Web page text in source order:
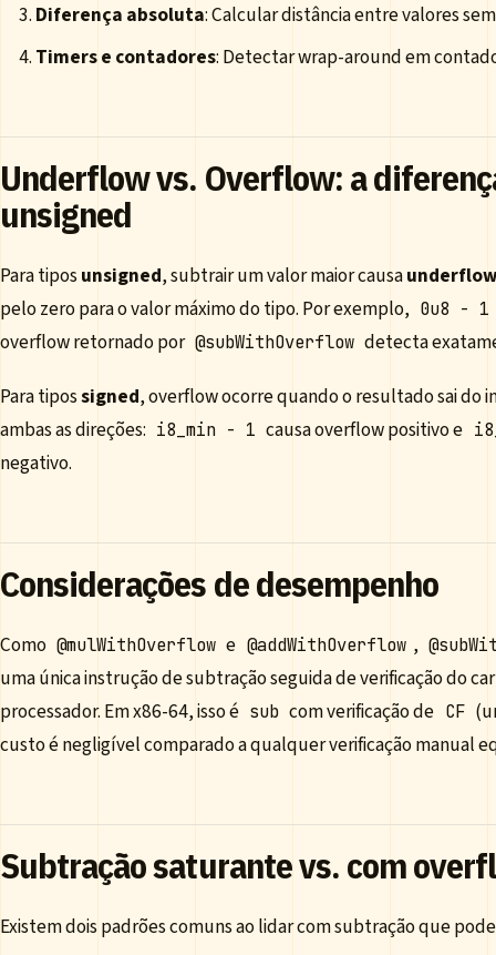
Diferença absoluta: Calcular distância entre valores
Timers e contadores: Detectar wrap-around em
Underflow vs. Overflow: a
unsigned
Para tiposunsigned, subtrair um valor maior causaunderflow
pelo zero para o valor máximo do tipo. Por exemplo, 0u8 - 1
overflow retornado por @subWithOverflow detecta
Para tipossigned, overflow ocorre quando o resultado sai do
ambas as direções: i8_min - 1 causa overflow positivo e
negativo.
Considerações de desempenho
Como @mulWithOverflow e @addWithOverflow ,
uma única instrução de subtração seguida de verificação do
processador. Em x86-64, isso é sub com verificação de CF
custo é negligível comparado a qualquer verificação manual
Subtração saturante vs. com
Existem dois padrões comuns ao lidar com subtração que